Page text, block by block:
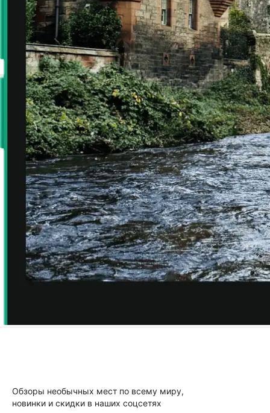
Обзоры необычных мест по всему миру,
новинки и скидки в наших соцсетях